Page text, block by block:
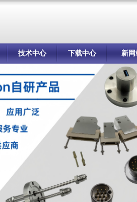
技术中心 下载中心 新网